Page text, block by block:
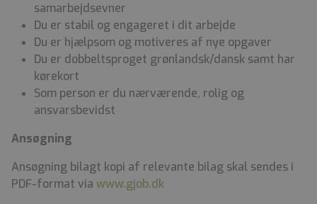
samarbejdsevner
Du er stabil og engageret i dit arbejde
Du er hjælpsom og motiveres af nye opgaver
Du er dobbeltsproget grønlandsk/dansk samt har
kørekort
Som person er du nærværende, rolig og
ansvarsbevidst
Ansøgning
Ansøgning bilagt kopi af relevante bilag skal sendes i
PDF-format via www.gjob.dk